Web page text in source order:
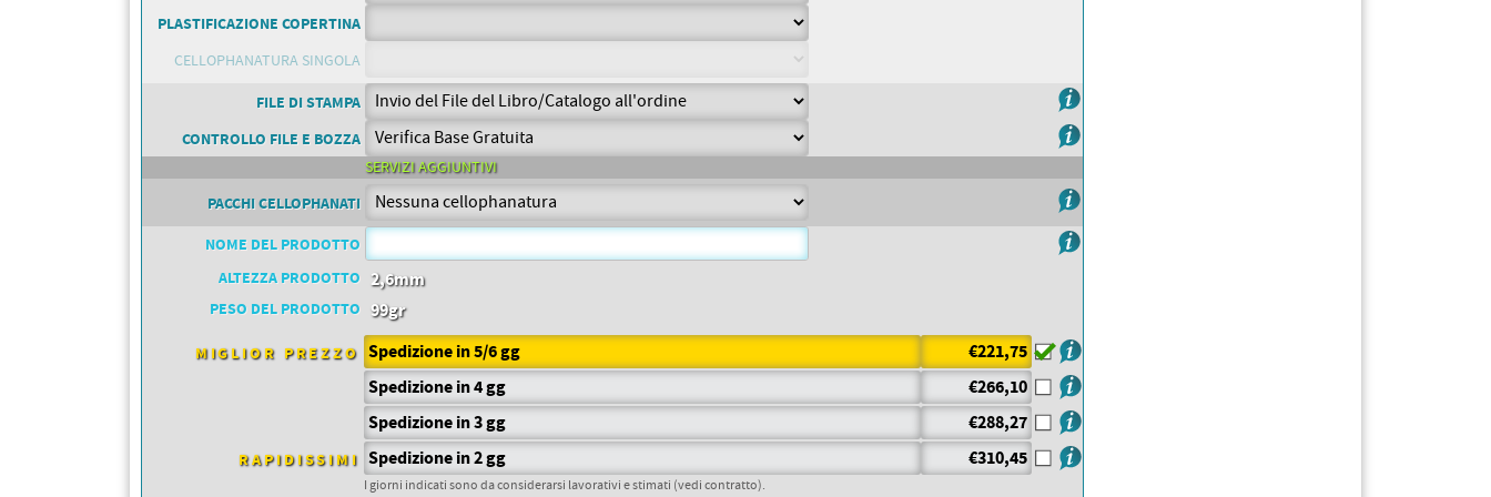
DORSALI TARGHE
GARA
NUMERI DA GARA MTB
PLASTIFICAZIONE COPERTINA
CELLOPHANATURA SINGOLA
FILE DI STAMPA
CONTROLLO FILE E BOZZA
SERVIZI AGGIUNTIVI
PACCHI CELLOPHANATI
NOME DEL PRODOTTO
ALTEZZA PRODOTTO 2,6mm
PESO DEL PRODOTTO 99gr
MIGLIOR PREZZO Spedizione in 5/6 gg
€221,75
Spedizione in 4 gg
€266,10
Spedizione in 3 gg
€288,27
RAPIDISSIMI Spedizione in 2 gg €310,45
I giorni indicati sono da considerarsi lavorativi e stimati (vedi contratto).